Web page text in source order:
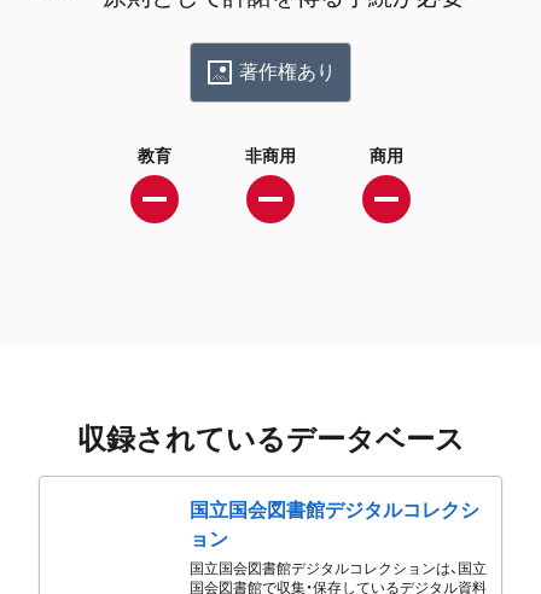
著作権あり
教育 非商用 商用
収録されているデータベース
国立国会図書館デジタルコレクシ
ョン
国立国会図書館デジタルコレクションは、国立
国会図書館で収集・保存しているデジタル資料